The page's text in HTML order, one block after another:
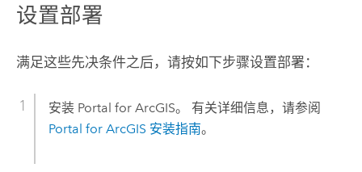
设置部署
满足这些先决条件之后，请按如下步骤设置部署：
安装 Portal for ArcGIS。 有关详细信息，请参阅
Portal for ArcGIS 安装指南。